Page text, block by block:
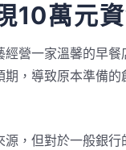
10萬元
營一家溫馨的早
，導致原本準備
，但對於一般銀行